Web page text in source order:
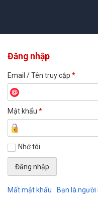
Đăng nhập
Email / Tên truy cập *
Mật khẩu *
Nhớ tôi
Mất mật khẩu Bạn là người